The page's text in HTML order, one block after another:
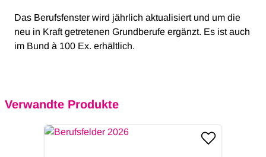
Das Berufsfenster wird jährlich aktualisiert und um die
neu in Kraft getretenen Grundberufe ergänzt. Es ist auch
im Bund à 100 Ex. erhältlich.
Verwandte Produkte